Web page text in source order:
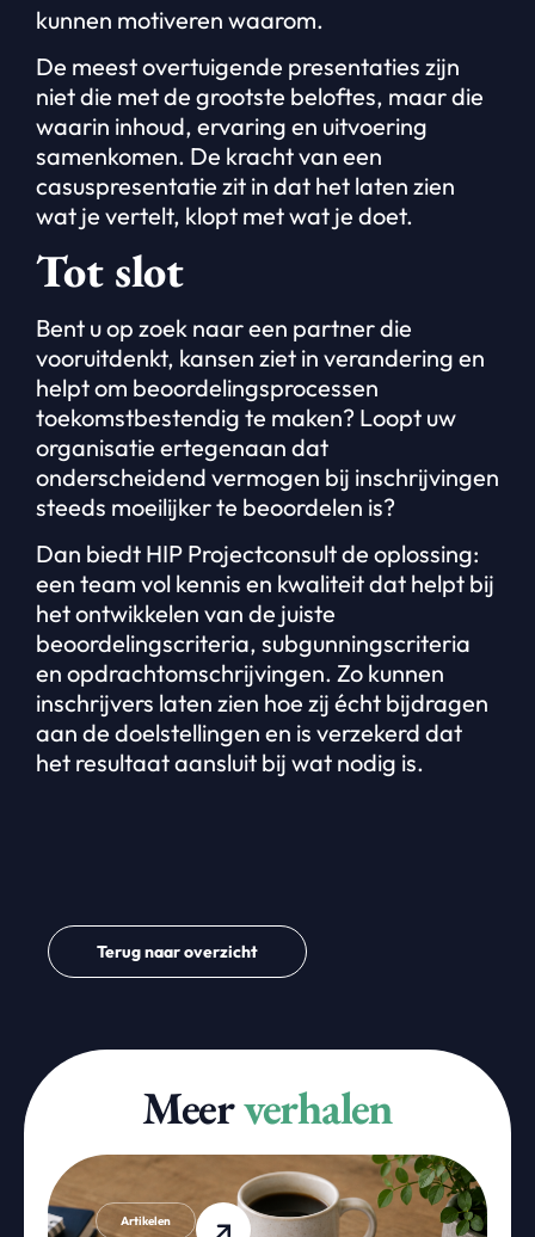
kunnen motiveren waarom.
De meest overtuigende presentaties zijn
niet die met de grootste beloftes, maar die
waarin inhoud, ervaring en uitvoering
samenkomen. De kracht van een
casuspresentatie zit in dat het laten zien
wat je vertelt, klopt met wat je doet.
Tot slot
Bent u op zoek naar een partner die
vooruitdenkt, kansen ziet in verandering en
helpt om beoordelingsprocessen
toekomstbestendig te maken? Loopt uw
organisatie ertegenaan dat
onderscheidend vermogen bij inschrijvingen
steeds moeilijker te beoordelen is?
Dan biedt HIP Projectconsult de oplossing:
een team vol kennis en kwaliteit dat helpt bij
het ontwikkelen van de juiste
beoordelingscriteria, subgunningscriteria
en opdrachtomschrijvingen. Zo kunnen
inschrijvers laten zien hoe zij écht bijdragen
aan de doelstellingen en is verzekerd dat
het resultaat aansluit bij wat nodig is.
Terug naar overzicht
Meerverhalen
Artikelen